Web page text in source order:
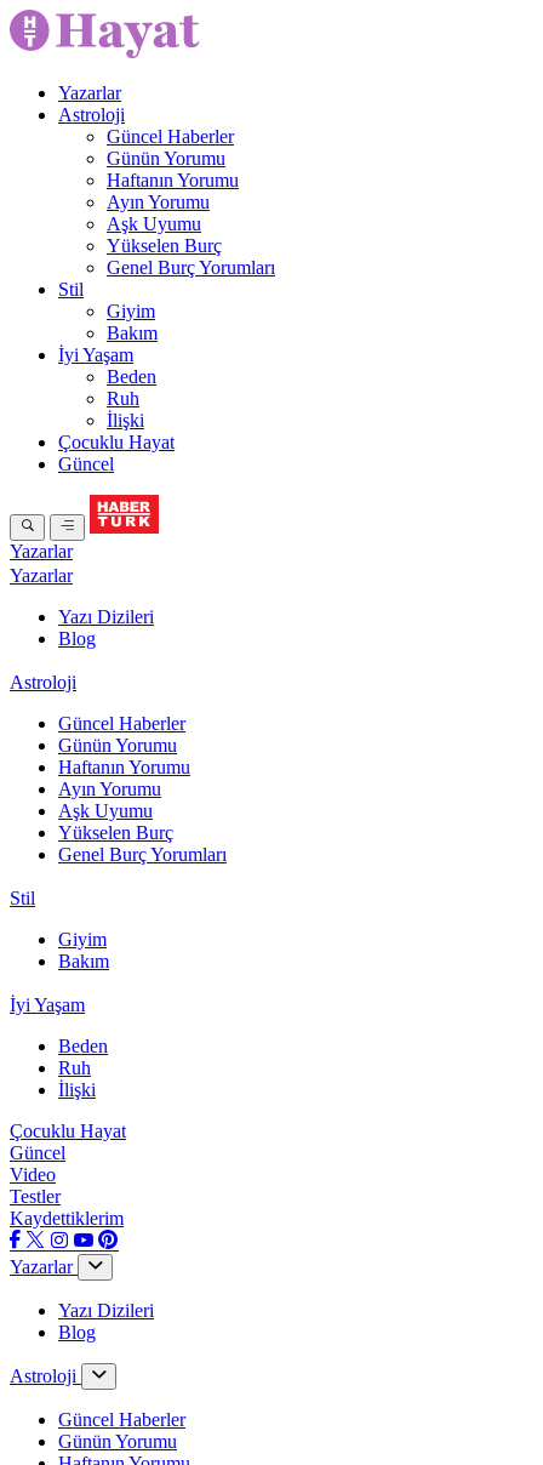
Yazarlar
Astroloji
Güncel Haberler
Günün Yorumu
Haftanın Yorumu
Ayın Yorumu
Aşk Uyumu
Yükselen Burç
Genel Burç Yorumları
Stil
Giyim
Bakım
İyi Yaşam
Beden
Ruh
İlişki
Çocuklu Hayat
Güncel
Yazarlar
Yazarlar
Yazı Dizileri
Blog
Astroloji
Güncel Haberler
Günün Yorumu
Haftanın Yorumu
Ayın Yorumu
Aşk Uyumu
Yükselen Burç
Genel Burç Yorumları
Stil
Giyim
Bakım
İyi Yaşam
Beden
Ruh
İlişki
Çocuklu Hayat
Güncel
Video
Testler
Kaydettiklerim
Yazarlar
Yazı Dizileri
Blog
Astroloji
Güncel Haberler
Günün Yorumu